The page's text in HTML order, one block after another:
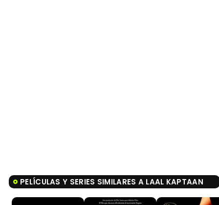
PELÍCULAS Y SERIES SIMILARES A LAAL KAPTAAN